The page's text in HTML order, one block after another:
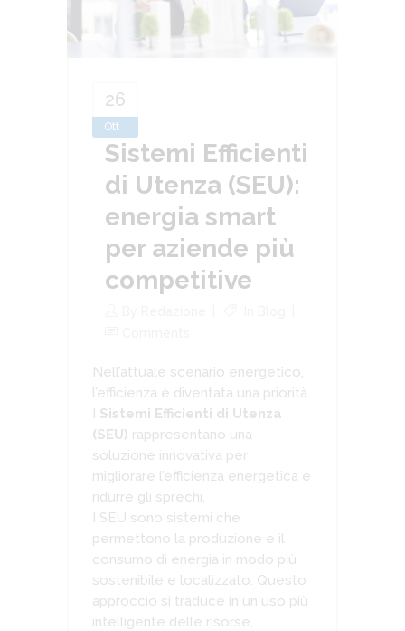
26
Ott
Sistemi Efficienti
di Utenza (SEU):
energia smart
per aziende più
competitive
Nell’attuale scenario energetico,
l’efficienza è diventata una priorità.
I Sistemi Efficienti di Utenza
(SEU) rappresentano una
soluzione innovativa per
migliorare l’efficienza energetica e
ridurre gli sprechi.
I SEU sono sistemi che
permettono la produzione e il
consumo di energia in modo più
sostenibile e localizzato. Questo
approccio si traduce in un uso più
intelligente delle risorse,